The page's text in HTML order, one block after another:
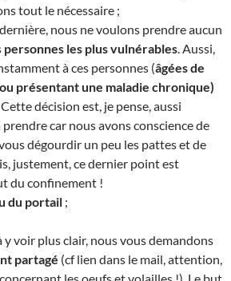
tout le nécessaire ;
nous ne voulons prendre aucun
personnes les plus vulnérables. Aussi,
à ces personnes (âgées de
présentant une maladie chronique)
Cette décision est, je pense, aussi
prendre car nous avons conscience de
dégourdir un peu les pattes et de
justement, ce dernier point est
du confinement !
du portail ;
y voir plus clair, nous vous demandons
partagé (cf lien dans le mail, attention,